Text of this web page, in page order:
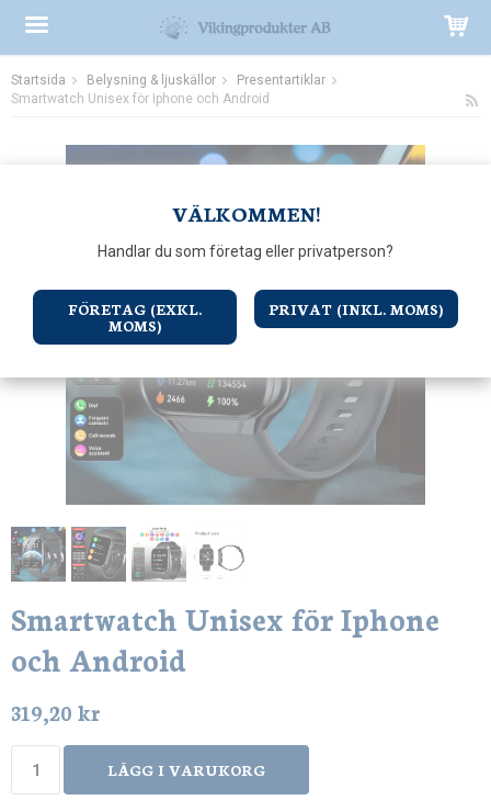
VÄLKOMMEN!
Handlar du som företag eller privatperson?
FÖRETAG (EXKL.
MOMS)
PRIVAT (INKL. MOMS)
Produkten har blivit tillagd i varukorgen
Startsida Belysning & ljuskällor
Presentartiklar
Smartwatch Unisex för Iphone och Android
Smartwatch Unisex för Iphone
och Android
319,20 kr
LÄGG I VARUKORG